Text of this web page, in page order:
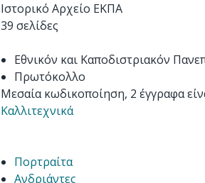
Ιστορικό Αρχείο ΕΚΠΑ
39 σελίδες
Εθνικόν και Καποδιστριακόν
Πρωτόκολλο
Μεσαία κωδικοποίηση, 2 έγγραφα
Καλλιτεχνικά
Πορτραίτα
Ανδριάντες